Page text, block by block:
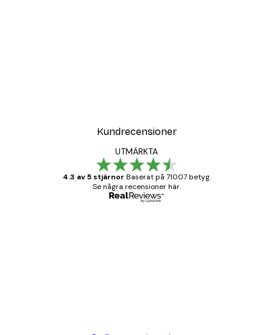
Kundrecensioner
UTMÄRKTA
4.3 av 5 stjärnor Baserat på 71007 betyg.
Se några recensioner här.